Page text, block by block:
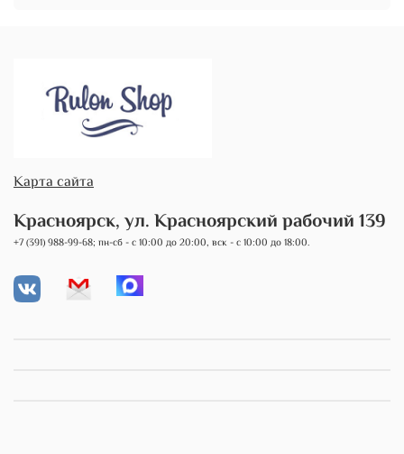
Красноярск, ул. Красноярский рабочий 139
+7 (391) 988-99-68; пн-сб - с 10:00 до 20:00, вск - с 10:00 до 18:00.
Карта сайта